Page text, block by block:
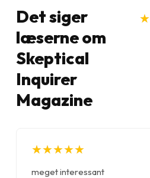
Det siger
læserne om
Skeptical
Inquirer
Magazine
★
★
★
★★
★★
★★
★★
★
meget interessant